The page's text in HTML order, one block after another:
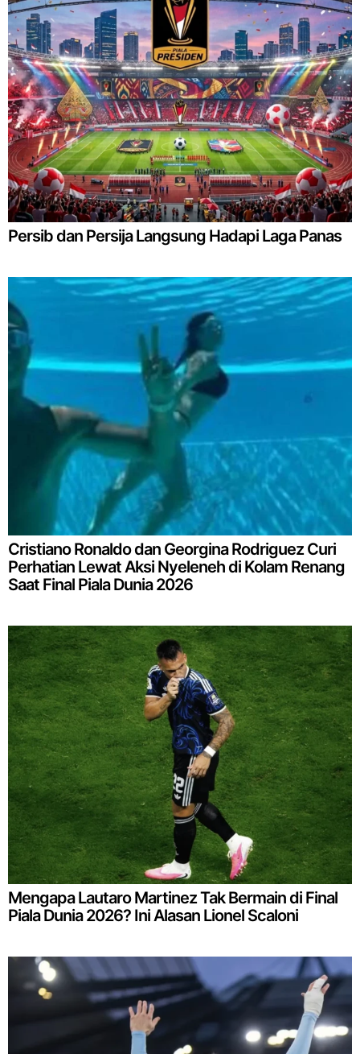
Persib dan Persija Langsung Hadapi Laga Panas
Cristiano Ronaldo dan Georgina Rodriguez Curi
Perhatian Lewat Aksi Nyeleneh di Kolam Renang
Saat Final Piala Dunia 2026
Mengapa Lautaro Martinez Tak Bermain di Final
Piala Dunia 2026? Ini Alasan Lionel Scaloni